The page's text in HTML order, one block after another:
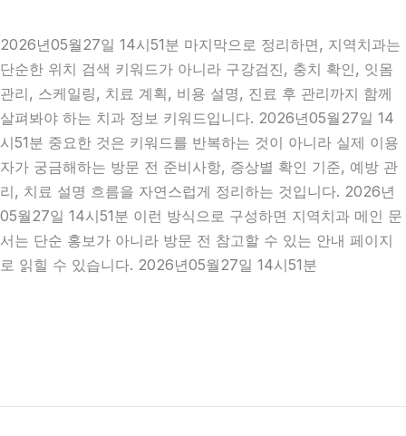
2026년05월27일 14시51분 마지막으로 정리하면, 지역치과는
단순한 위치 검색 키워드가 아니라 구강검진, 충치 확인, 잇몸
관리, 스케일링, 치료 계획, 비용 설명, 진료 후 관리까지 함께
살펴봐야 하는 치과 정보 키워드입니다. 2026년05월27일 14
시51분 중요한 것은 키워드를 반복하는 것이 아니라 실제 이용
자가 궁금해하는 방문 전 준비사항, 증상별 확인 기준, 예방 관
리, 치료 설명 흐름을 자연스럽게 정리하는 것입니다. 2026년
05월27일 14시51분 이런 방식으로 구성하면 지역치과 메인 문
서는 단순 홍보가 아니라 방문 전 참고할 수 있는 안내 페이지
로 읽힐 수 있습니다. 2026년05월27일 14시51분